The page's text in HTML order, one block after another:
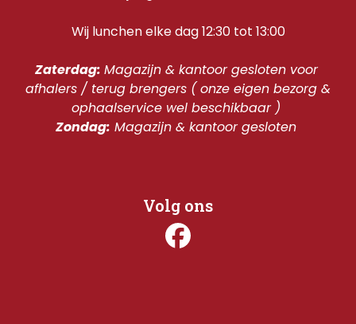
Wij lunchen elke dag 12:30 tot 13:00
Zaterdag: Magazijn & kantoor gesloten voor
afhalers / terug brengers ( onze eigen bezorg &
ophaalservice wel beschikbaar )
Zondag: Magazijn & kantoor gesloten
Volg ons